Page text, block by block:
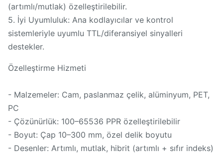
(artımlı/mutlak) özelleştirilebilir.
5. İyi Uyumluluk: Ana kodlayıcılar ve kontrol
sistemleriyle uyumlu TTL/diferansiyel sinyalleri
destekler.
Özelleştirme Hizmeti
- Malzemeler: Cam, paslanmaz çelik, alüminyum, PET,
PC
- Çözünürlük: 100–65536 PPR özelleştirilebilir
- Boyut: Çap 10–300 mm, özel delik boyutu
- Desenler: Artımlı, mutlak, hibrit (artımlı + sıfır indeks)